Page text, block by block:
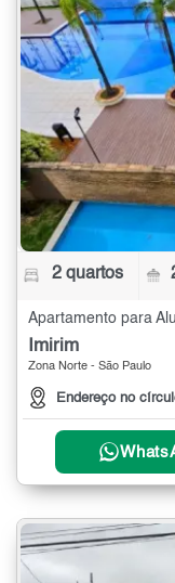
2 quartos
Apartamento para
Imirim
Zona Norte - São Paulo
Endereço no